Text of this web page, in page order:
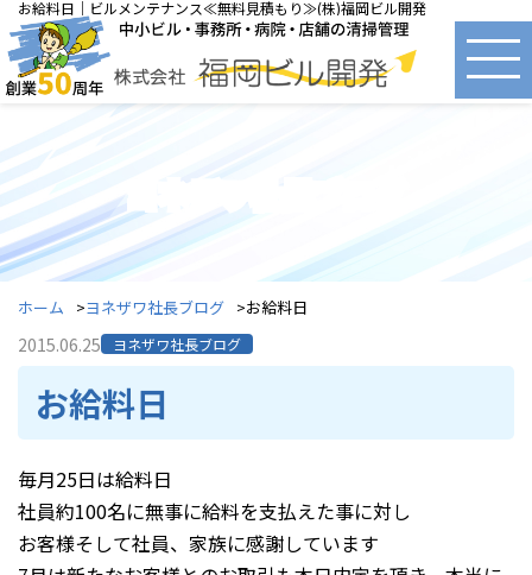
お給料日｜ビルメンテナンス≪無料見積もり≫(株)福岡ビル開発
ヨネザワ社長ブログ
ホーム ヨネザワ社長ブログ お給料日
2015.06.25 ヨネザワ社長ブログ
お給料日
毎月25日は給料日
社員約100名に無事に給料を支払えた事に対し
お客様そして社員、家族に感謝しています